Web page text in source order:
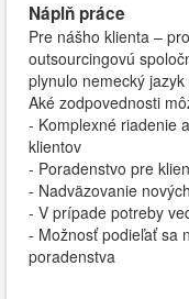
Náplň práce
Pre nášho klienta –
outsourcingovú
plynulo nemecký
Aké zodpovednosti
- Komplexné riadenie
klientov
- Poradenstvo pre
- Nadväzovanie
- V prípade potreby
- Možnosť podieľať sa
poradenstva